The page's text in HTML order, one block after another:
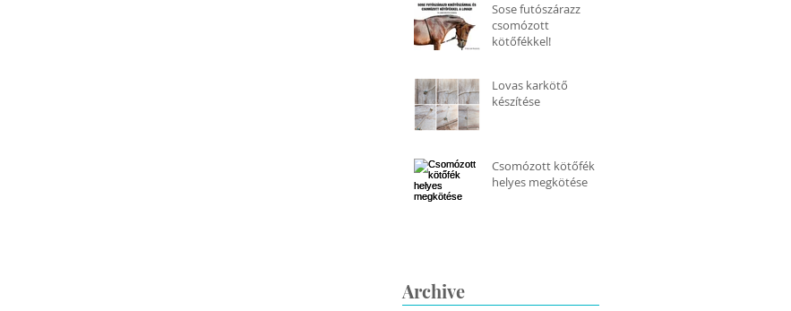
Sose futószárazz
csomózott
kötőfékkel!
Lovas karkötő
készítése
Csomózott kötőfék
helyes megkötése
Archive